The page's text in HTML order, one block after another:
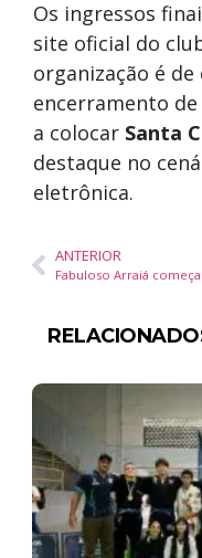
Os ingressos
site oficial do
organização é
encerramento
a colocar Santa
destaque no
eletrônica.
ANTERIOR